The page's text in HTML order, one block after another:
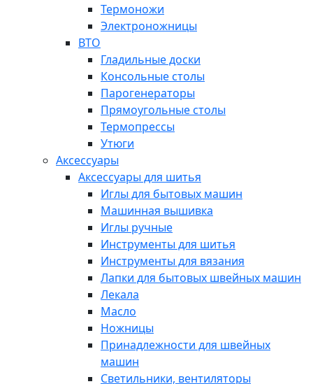
Термоножи
Электроножницы
ВТО
Гладильные доски
Консольные столы
Парогенераторы
Прямоугольные столы
Термопрессы
Утюги
Аксессуары
Аксессуары для шитья
Иглы для бытовых машин
Машинная вышивка
Иглы ручные
Инструменты для шитья
Инструменты для вязания
Лапки для бытовых швейных машин
Лекала
Масло
Ножницы
Принадлежности для швейных
машин
Светильники, вентиляторы